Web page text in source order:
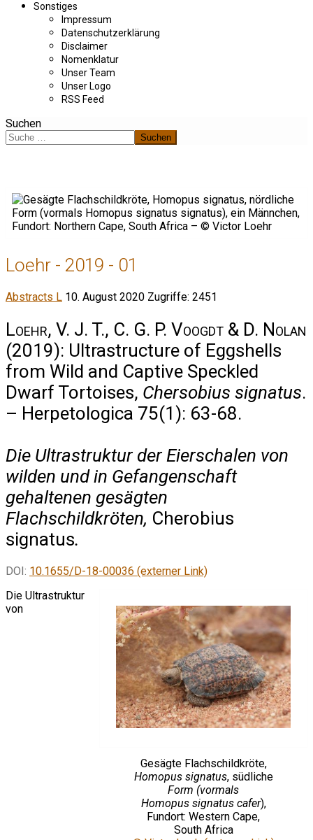
Sonstiges
Impressum
Datenschutzerklärung
Disclaimer
Nomenklatur
Unser Team
Unser Logo
RSS Feed
Suchen
Suchen
Loehr - 2019 - 01
Abstracts L 10. August 2020 Zugriffe: 2451
Loehr, V. J. T., C. G. P. Voogdt & D. Nolan
(2019): Ultrastructure of Eggshells
from Wild and Captive Speckled
Dwarf Tortoises, Chersobius signatus.
– Herpetologica 75(1): 63-68.
Die Ultrastruktur der Eierschalen von
wilden und in Gefangenschaft
gehaltenen gesägten
Flachschildkröten, Cherobius
signatus.
DOI: 10.1655/D-18-00036 (externer Link)
Gesägte Flachschildkröte,
Homopus signatus, südliche
Form (vormals
Homopus signatus cafer),
Fundort: Western Cape,
South Africa
Die Ultrastruktur
von